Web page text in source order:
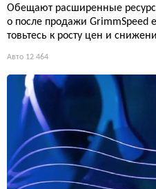
Обещают расширенные
о после продажи GrimmSpeed
товьтесь к росту цен и
Авто 12 464